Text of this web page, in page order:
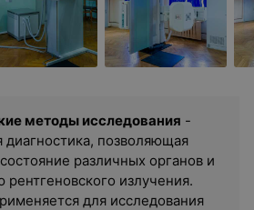
методы исследования -
диагностика, позволяющая
различных органов и
излучения.
для исследования